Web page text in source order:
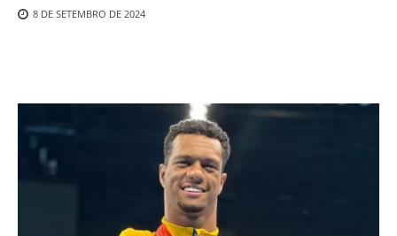
8 DE SETEMBRO DE 2024